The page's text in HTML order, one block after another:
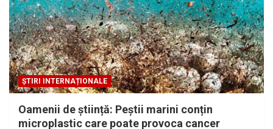
ȘTIRI INTERNAȚIONALE
Oamenii de știință: Peștii marini conțin
microplastic care poate provoca cancer